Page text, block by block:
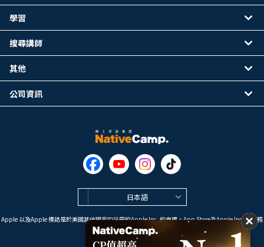
日本語
Apple 以及Apple 標誌是於美國其他國家中註冊的Apple Inc. 的商標。App Store為Apple Inc. 的服務
標誌。
Google Play是 Google LLC 的商標。
學習
搜尋講師
其他
公司資訊